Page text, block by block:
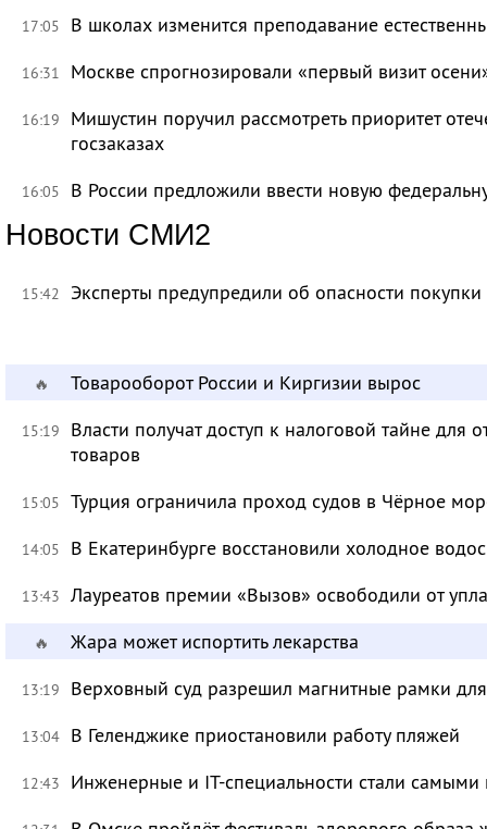
17:05 В школах изменится преподавание
16:31 Москве спрогнозировали «первый визит
16:19
Мишустин поручил рассмотреть приоритет
госзаказах
16:05 В России предложили ввести новую
Новости СМИ2
15:42 Эксперты предупредили об опасности
🔥 Товарооборот России и Киргизии вырос
15:19
Власти получат доступ к налоговой тайне для
товаров
15:05 Турция ограничила проход судов в Чёрное
14:05 В Екатеринбурге восстановили холодное
13:43 Лауреатов премии «Вызов» освободили от
🔥 Жара может испортить лекарства
13:19 Верховный суд разрешил магнитные рамки
13:04 В Геленджике приостановили работу пляжей
12:43 Инженерные и IT-специальности стали